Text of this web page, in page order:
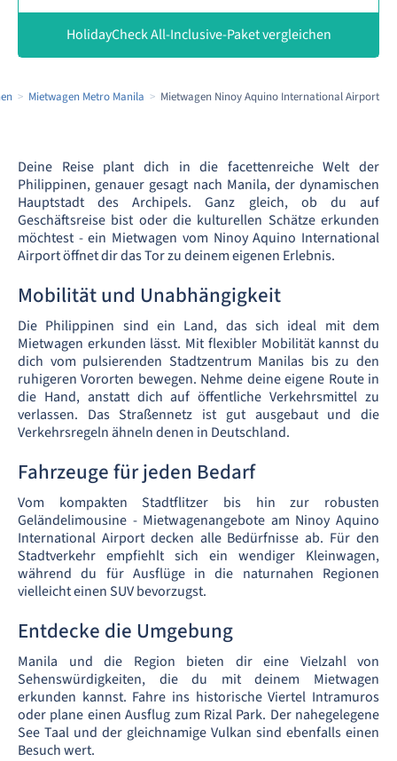
HolidayCheck All-Inclusive-Paket vergleichen
Mietwagen Metro Manila Mietwagen Ninoy Aquino International Airport
Deine Reise plant dich in die facettenreiche Welt der
Philippinen, genauer gesagt nach Manila, der dynamischen
Hauptstadt des Archipels. Ganz gleich, ob du auf
Geschäftsreise bist oder die kulturellen Schätze erkunden
möchtest - ein Mietwagen vom Ninoy Aquino International
Airport öffnet dir das Tor zu deinem eigenen Erlebnis.
Mobilität und Unabhängigkeit
Die Philippinen sind ein Land, das sich ideal mit dem
Mietwagen erkunden lässt. Mit flexibler Mobilität kannst du
dich vom pulsierenden Stadtzentrum Manilas bis zu den
ruhigeren Vororten bewegen. Nehme deine eigene Route in
die Hand, anstatt dich auf öffentliche Verkehrsmittel zu
verlassen. Das Straßennetz ist gut ausgebaut und die
Verkehrsregeln ähneln denen in Deutschland.
Fahrzeuge für jeden Bedarf
Vom kompakten Stadtflitzer bis hin zur robusten
Geländelimousine - Mietwagenangebote am Ninoy Aquino
International Airport decken alle Bedürfnisse ab. Für den
Stadtverkehr empfiehlt sich ein wendiger Kleinwagen,
während du für Ausflüge in die naturnahen Regionen
vielleicht einen SUV bevorzugst.
Entdecke die Umgebung
Manila und die Region bieten dir eine Vielzahl von
Sehenswürdigkeiten, die du mit deinem Mietwagen
erkunden kannst. Fahre ins historische Viertel Intramuros
oder plane einen Ausflug zum Rizal Park. Der nahegelegene
See Taal und der gleichnamige Vulkan sind ebenfalls einen
Besuch wert.